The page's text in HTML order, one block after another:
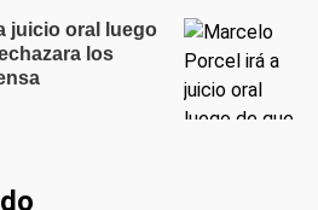
juicio oral luego
los